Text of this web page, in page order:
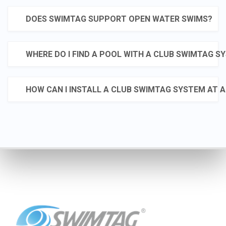
bit.ly/4f0jBNp
activities-and-
#SwimChallenge
23 jun.
This month, we’re
DOES SWIMTAG SUPPORT OPEN WATER SWIMS?
WHERE DO I FIND A POOL WITH A CLUB SWIMTAG
HOW CAN I INSTALL A CLUB SWIMTAG SYSTEM AT